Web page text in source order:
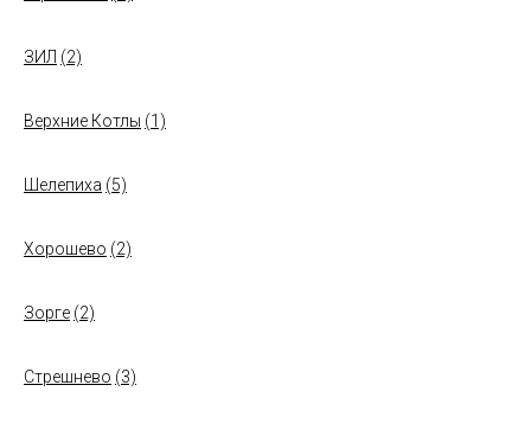
ЗИЛ (2)
Верхние Котлы (1)
Шелепиха (5)
Хорошево (2)
Зорге (2)
Стрешнево (3)